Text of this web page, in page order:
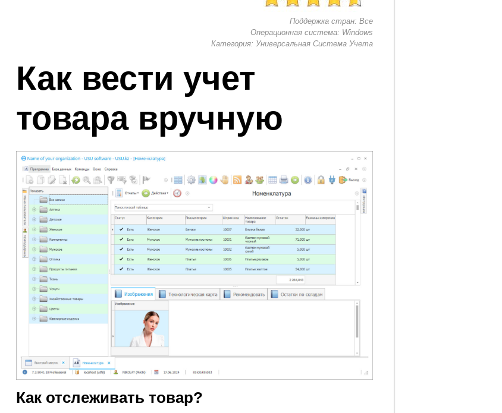
Поддержка стран: Все
Операционная система: Windows
Категория: Универсальная Система Учета
Как вести учет
товара вручную
Как отслеживать товар?